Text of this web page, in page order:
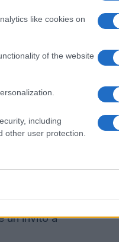
like cookies on
of the website
including
other user protection.
qualità. Tra
di agnello
storia,
di
e palazzi
un invito a